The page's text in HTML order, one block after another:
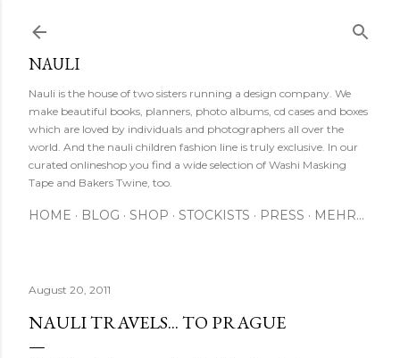
NAULI
Nauli is the house of two sisters running a design company. We
make beautiful books, planners, photo albums, cd cases and boxes
which are loved by individuals and photographers all over the
world. And the nauli children fashion line is truly exclusive. In our
curated onlineshop you find a wide selection of Washi Masking
Tape and Bakers Twine, too.
HOME BLOG SHOP STOCKISTS PRESS MEHR…
August 20, 2011
NAULI TRAVELS... TO PRAGUE